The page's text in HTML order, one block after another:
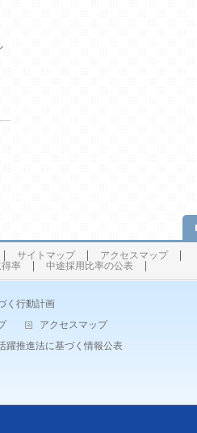
サイトマップ
アクセスマップ
率 中途採用比率の公表
く行動計画
アクセスマップ
躍推進法に基づく情報公表